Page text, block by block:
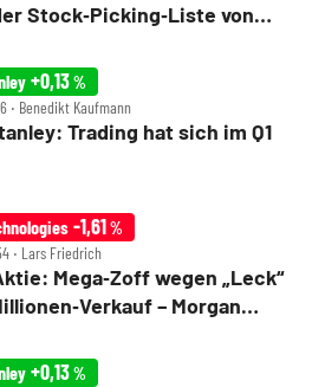
Stock‑Picking‑Liste von
+0,13%
‧ Benedikt Kaufmann
Trading hat sich im Q1
-1,61%
‧ Lars Friedrich
Mega‑Zoff wegen „Leck“
– Morgan
+0,13%